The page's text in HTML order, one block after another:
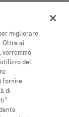
migliorare
Oltre ai
vorremmo
del
fornire
di